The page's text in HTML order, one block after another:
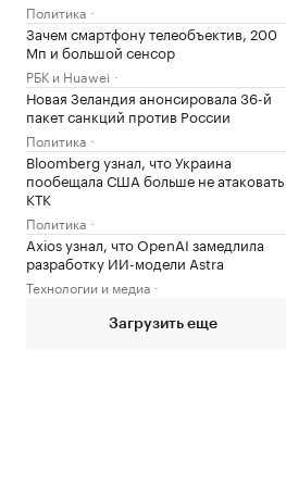
Политика
Зачем смартфону телеобъектив, 200
Мп и большой сенсор
РБК и Huawei
Новая Зеландия анонсировала 36-й
пакет санкций против России
Политика
Bloomberg узнал, что Украина
пообещала США больше не атаковать
КТК
Политика
Axios узнал, что OpenAI замедлила
разработку ИИ-модели Astra
Технологии и медиа
Загрузить еще